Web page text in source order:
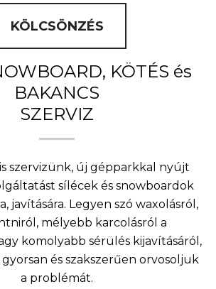
KÖLCSÖNZÉS
KÖTÉS és
BAKANCS
SZERVIZ
szervizünk, új gépparkkal nyújt
sílécek és snowboardok
javítására. Legyen szó waxolásról,
mélyebb karcolásról a
komolyabb sérülés kijavításáról,
és szakszerűen orvosoljuk
a problémát.